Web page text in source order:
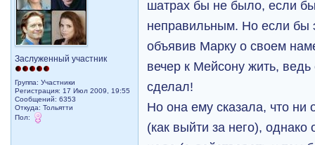
Заслуженный участник
Группа: Участники
Регистрация: 17 Июл 2009, 19:55
Сообщений: 6353
Откуда: Тольятти
Пол:
шатрах бы не было, если
неправильным. Но если бы
объявив Марку о своем
вечер к Мейсону жить,
сделал!
Но она ему сказала, что ни
(как выйти за него), однако